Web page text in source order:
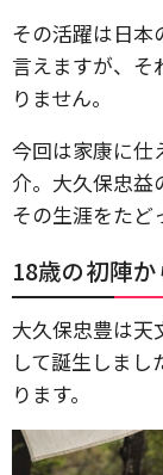
その活躍は日本
言えますが、そ
りません。
今回は家康に仕
介。大久保忠益
その生涯をたど
18歳の初陣
大久保忠豊は天
して誕生しま
ります。